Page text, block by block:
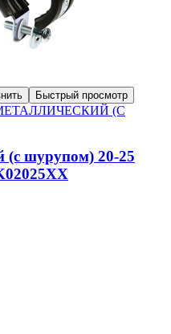
Быстрый просмотр
(С
(с шурупом) 20-25